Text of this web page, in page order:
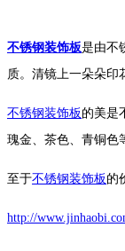
不锈钢装饰板是由不
质。清镜上一朵朵印
不锈钢装饰板 的美是
瑰金、茶色、青铜色
至于不锈钢装饰板 的
http://